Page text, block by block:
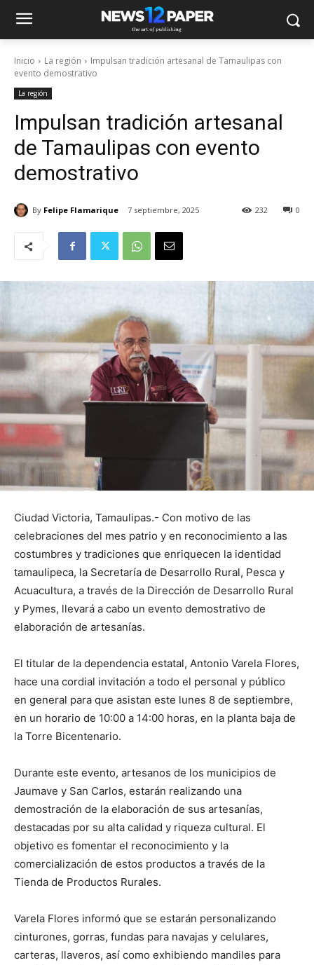
Inicio La región
Impulsan tradición artesanal de Tamaulipas con
evento demostrativo
La región
Impulsan tradición artesanal
de Tamaulipas con evento
demostrativo
By Felipe Flamarique 7 septiembre, 2025 0
232
Ciudad Victoria, Tamaulipas.- Con motivo de las
celebraciones del mes patrio y en reconocimiento a las
costumbres y tradiciones que enriquecen la identidad
tamaulipeca, la Secretaría de Desarrollo Rural, Pesca y
Acuacultura, a través de la Dirección de Desarrollo Rural
y Pymes, llevará a cabo un evento demostrativo de
elaboración de artesanías.
El titular de la dependencia estatal, Antonio Varela Flores,
hace una cordial invitación a todo el personal y público
en general para que asistan este lunes 8 de septiembre,
en un horario de 10:00 a 14:00 horas, en la planta baja de
la Torre Bicentenario.
Durante este evento, artesanos de los municipios de
Jaumave y San Carlos, estarán realizando una
demostración de la elaboración de sus artesanías,
destacadas por su alta calidad y riqueza cultural. El
objetivo es fomentar el reconocimiento y la
comercialización de estos productos a través de la
Tienda de Productos Rurales.
Varela Flores informó que se estarán personalizando
cinturones, gorras, fundas para navajas y celulares,
carteras, llaveros, así como exhibiendo mandiles para